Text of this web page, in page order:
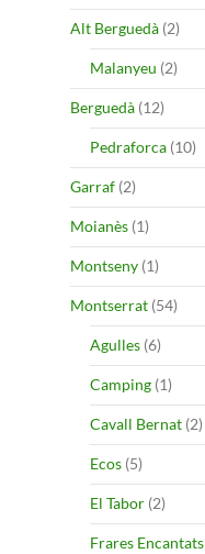
Alt Berguedà (2)
Malanyeu (2)
Berguedà (12)
Pedraforca (10)
Garraf (2)
Moianès (1)
Montseny (1)
Montserrat (54)
Agulles (6)
Camping (1)
Cavall Bernat (2)
Ecos (5)
El Tabor (2)
Frares Encantats